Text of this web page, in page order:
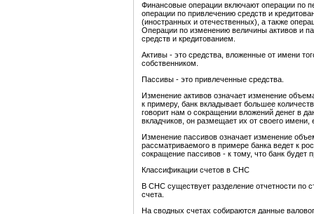
Финансовые операции включают операции по
операции по привлечению средств и
(иностранных и отечественных), а также
Операции по изменению величины активов и
средств и кредитованием.
Активы - это средства, вложенные от имени
собственником.
Пассивы - это привлеченные средства.
Изменение активов означает изменение
к примеру, банк вкладывает большее
говорит нам о сокращении вложений денег в
вкладчиков, он размещает их от своего имени,
Изменение пассивов означает изменение
рассматриваемого в примере банка ведет к
сокращение пассивов - к тому, что банк будет
Классификации счетов в СНС
В СНС существует разделение отчетности по
счета.
На сводных счетах собираются данные